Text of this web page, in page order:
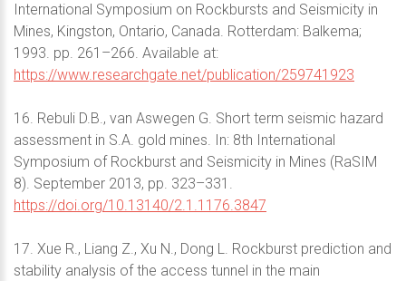
International Symposium on Rockbursts and Seismicity in
Mines, Kingston, Ontario, Canada. Rotterdam: Balkema;
1993. pp. 261–266. Available at:
https://www.researchgate.net/publication/259741923
16. Rebuli D.B., van Aswegen G. Short term seismic hazard
assessment in S.A. gold mines. In: 8th International
Symposium of Rockburst and Seismicity in Mines (RaSIM
8). September 2013, pp. 323–331.
https://doi.org/10.13140/2.1.1176.3847
17. Xue R., Liang Z., Xu N., Dong L. Rockburst prediction and
stability analysis of the access tunnel in the main